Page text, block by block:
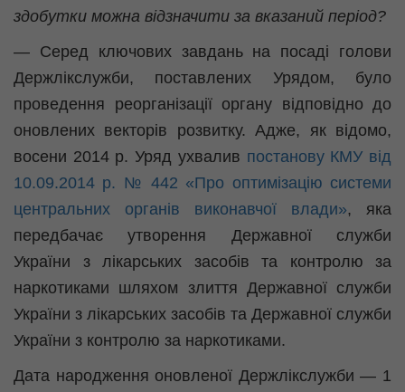
здобутки можна відзначити за вказаний період?
— Серед ключових завдань на посаді голови
Держлікслужби, поставлених Урядом, було
проведення реорганізації органу відповідно до
оновлених векторів розвитку. Адже, як відомо,
восени 2014 р. Уряд ухвалив постанову КМУ від
10.09.2014 р. № 442 «Про оптимізацію системи
центральних органів виконавчої влади», яка
передбачає утворення Державної служби
України з лікарських засобів та контролю за
наркотиками шляхом злиття Державної служби
України з лікарських засобів та Державної служби
України з контролю за наркотиками.
Дата народження оновленої Держлікслужби — 1